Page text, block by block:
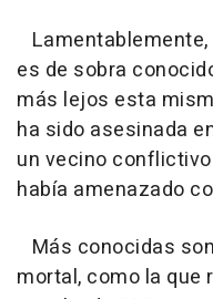
es de sobra
más lejos esta
ha sido asesinada
un vecino
había amenazado
Más conocidas
mortal, como la que